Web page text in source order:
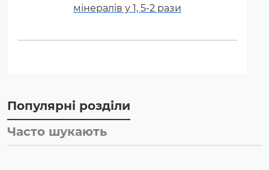
мінералів у 1, 5-2 рази
Популярні розділи
Часто шукають